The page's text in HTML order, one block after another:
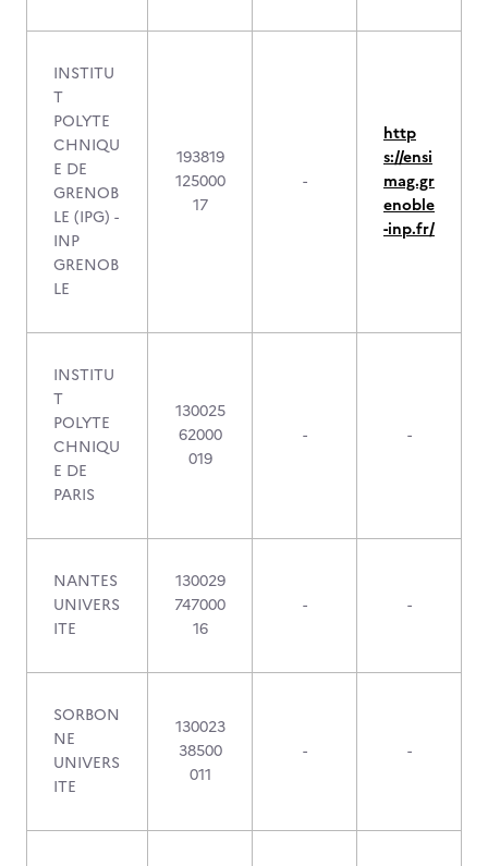
INSTITU
T
POLYTE
CHNIQU
E DE
GRENOB
LE (IPG) -
INP
GRENOB
LE
193819
125000
17
-
http
s://ensi
mag.gr
enoble
-inp.fr/
INSTITU
T
POLYTE
CHNIQU
E DE
PARIS
130025
62000
019
- -
NANTES
UNIVERS
ITE
130029
747000
16
- -
SORBON
NE
UNIVERS
ITE
130023
38500
011
- -